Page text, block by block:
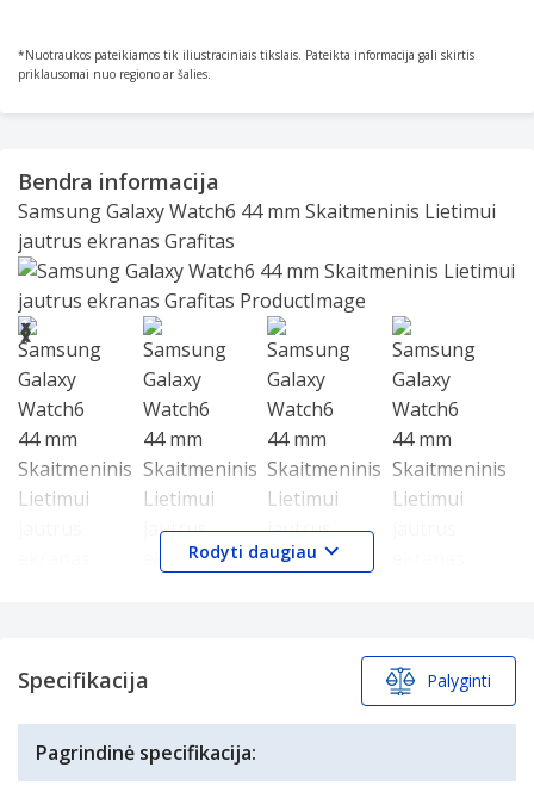
*Nuotraukos pateikiamos tik iliustraciniais tikslais. Pateikta informacija gali skirtis
priklausomai nuo regiono ar šalies.
Bendra informacija
Samsung Galaxy Watch6 44 mm Skaitmeninis Lietimui
jautrus ekranas Grafitas
Slide 1 of 6
❮
❯
Produkto šeima:
EAN/UPC kodas:8806095039398
Specifikacijos
Ekranas
Spalvotas ekranas
Rodyti daugiau
Specifikacija Palyginti
Pagrindinė specifikacija: